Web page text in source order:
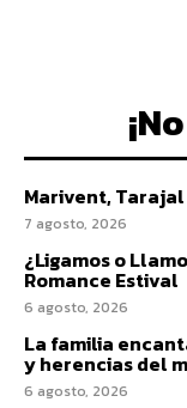
Marivent,
7 agosto, 2026
¿Ligamos o
Romance Estival
6 agosto, 2026
La familia
y herencias del
6 agosto, 2026